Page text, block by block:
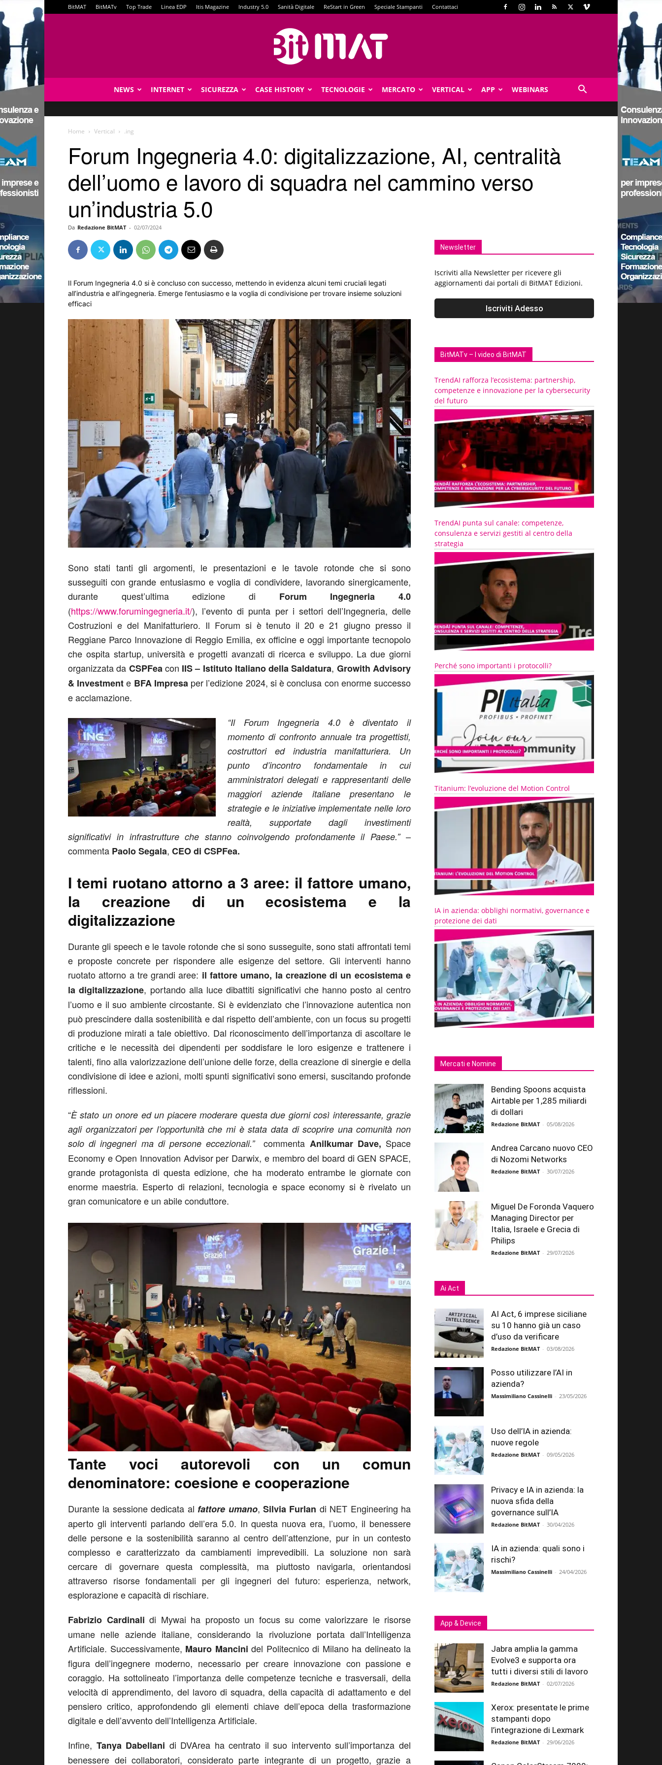
BitMAT BitMATv Top Trade Linea EDP Itis Magazine Industry 5.0 Sanità Digitale ReStart in Green Speciale Stampanti Contattaci
NEWS INTERNET SICUREZZA CASE HISTORY TECNOLOGIE MERCATO VERTICAL APP WEBINARS
Home Vertical .ing
Forum Ingegneria 4.0: digitalizzazione, AI, centralità
dell’uomo e lavoro di squadra nel cammino verso
un’industria 5.0
Da Redazione BitMAT - 02/07/2024
Il Forum Ingegneria 4.0 si è concluso con successo, mettendo in evidenza alcuni temi cruciali legati
all’industria e all’ingegneria. Emerge l’entusiasmo e la voglia di condivisione per trovare insieme soluzioni
efficaci
Sono stati tanti gli argomenti, le presentazioni e le tavole rotonde che si sono
susseguiti con grande entusiasmo e voglia di condividere, lavorando sinergicamente,
durante quest’ultima edizione di Forum Ingegneria 4.0
(https://www.forumingegneria.it/), l’evento di punta per i settori dell’Ingegneria, delle
Costruzioni e del Manifatturiero. Il Forum si è tenuto il 20 e 21 giugno presso il
Reggiane Parco Innovazione di Reggio Emilia, ex officine e oggi importante tecnopolo
che ospita startup, università e progetti avanzati di ricerca e sviluppo. La due giorni
organizzata da CSPFea con IIS – Istituto Italiano della Saldatura, Growith Advisory
& Investmente BFA Impresa per l’edizione 2024, si è conclusa con enorme successo
e acclamazione.
“Il Forum Ingegneria 4.0 è diventato il
momento di confronto annuale tra progettisti,
costruttori ed industria manifatturiera. Un
punto d’incontro fondamentale in cui
amministratori delegati e rappresentanti delle
maggiori aziende italiane presentano le
strategie e le iniziative implementate nelle loro
realtà, supportate dagli investimenti
significativi in infrastrutture che stanno coinvolgendo profondamente il Paese.”–
commenta Paolo Segala, CEO di CSPFea.
I temi ruotano attorno a 3 aree: il fattore umano,
la creazione di un ecosistema e la
digitalizzazione
Durante gli speech e le tavole rotonde che si sono susseguite, sono stati affrontati temi
e proposte concrete per rispondere alle esigenze del settore. Gli interventi hanno
ruotato attorno a tre grandi aree: il fattore umano, la creazione di un ecosistema e
la digitalizzazione, portando alla luce dibattiti significativi che hanno posto al centro
l’uomo e il suo ambiente circostante. Si è evidenziato che l’innovazione autentica non
può prescindere dalla sostenibilità e dal rispetto dell’ambiente, con un focus su progetti
di produzione mirati a tale obiettivo. Dal riconoscimento dell’importanza di ascoltare le
critiche e le necessità dei dipendenti per soddisfare le loro esigenze e trattenere i
talenti, fino alla valorizzazione dell’unione delle forze, della creazione di sinergie e della
condivisione di idee e azioni, molti spunti significativi sono emersi, suscitando profonde
riflessioni.
“È stato un onore ed un piacere moderare questa due giorni così interessante, grazie
agli organizzatori per l’opportunità che mi è stata data di scoprire una comunità non
solo di ingegneri ma di persone eccezionali.”
commenta Anilkumar Dave, Space
Economy e Open Innovation Advisor per Darwix, e membro del board di GEN SPACE,
grande protagonista di questa edizione, che ha moderato entrambe le giornate con
enorme maestria. Esperto di relazioni, tecnologia e space economy si è rivelato un
gran comunicatore e un abile conduttore.
Tante voci autorevoli con un comun
denominatore: coesione e cooperazione
Durante la sessione dedicata al fattore umano, Silvia Furlan di NET Engineering ha
aperto gli interventi parlando dell’era 5.0. In questa nuova era, l’uomo, il benessere
delle persone e la sostenibilità saranno al centro dell’attenzione, pur in un contesto
complesso e caratterizzato da cambiamenti imprevedibili. La soluzione non sarà
cercare di governare questa complessità, ma piuttosto navigarla, orientandosi
attraverso risorse fondamentali per gli ingegneri del futuro: esperienza, network,
esplorazione e capacità di rischiare.
Fabrizio Cardinali di Mywai ha proposto un focus su come valorizzare le risorse
umane nelle aziende italiane, considerando la rivoluzione portata dall’Intelligenza
Artificiale. Successivamente, Mauro Mancini del Politecnico di Milano ha delineato la
figura dell’ingegnere moderno, necessario per creare innovazione con passione e
coraggio. Ha sottolineato l’importanza delle competenze tecniche e trasversali, della
velocità di apprendimento, del lavoro di squadra, della capacità di adattamento e del
pensiero critico, approfondendo gli elementi chiave dell’epoca della trasformazione
digitale e dell’avvento dell’Intelligenza Artificiale.
Infine, Tanya Dabellani di DVArea ha centrato il suo intervento sull’importanza del
benessere dei collaboratori, considerato parte integrante di un progetto, grazie a
Newsletter
Iscriviti alla Newsletter per ricevere gli
aggiornamenti dai portali di BitMAT Edizioni.
BitMATv – I video di BitMAT
TrendAI rafforza l’ecosistema: partnership,
competenze e innovazione per la cybersecurity
del futuro
TrendAI punta sul canale: competenze,
consulenza e servizi gestiti al centro della
strategia
Perché sono importanti i protocolli?
Titanium: l’evoluzione del Motion Control
IA in azienda: obblighi normativi, governance e
protezione dei dati
Mercati e Nomine
Bending Spoons acquista
Airtable per 1,285 miliardi
di dollari
Redazione BitMAT - 05/08/2026
Andrea Carcano nuovo CEO
di Nozomi Networks
Redazione BitMAT - 30/07/2026
Miguel De Foronda Vaquero
Managing Director per
Italia, Israele e Grecia di
Philips
Redazione BitMAT - 29/07/2026
Ai Act
AI Act, 6 imprese siciliane
su 10 hanno già un caso
d’uso da verificare
Redazione BitMAT - 03/08/2026
Posso utilizzare l’AI in
azienda?
Massimiliano Cassinelli - 23/05/2026
Uso dell’IA in azienda:
nuove regole
Redazione BitMAT - 09/05/2026
Privacy e IA in azienda: la
nuova sfida della
governance sull’IA
Redazione BitMAT - 30/04/2026
IA in azienda: quali sono i
rischi?
Massimiliano Cassinelli - 24/04/2026
App & Device
Jabra amplia la gamma
Evolve3 e supporta ora
tutti i diversi stili di lavoro
Redazione BitMAT - 02/07/2026
Xerox: presentate le prime
stampanti dopo
l’integrazione di Lexmark
Redazione BitMAT - 29/06/2026